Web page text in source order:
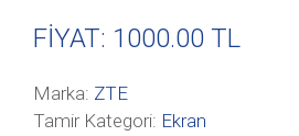
FİYAT: 1000.00 TL
Marka: ZTE
Tamir Kategori: Ekran